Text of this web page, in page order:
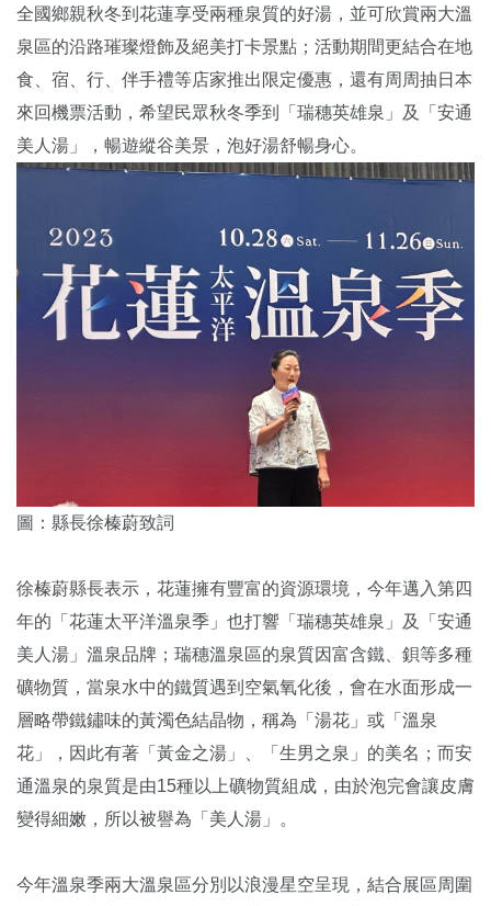
全國鄉親秋冬到花蓮享受兩種泉質的好湯，並可欣賞兩大溫
泉區的沿路璀璨燈飾及絕美打卡景點；活動期間更結合在地
食、宿、行、伴手禮等店家推出限定優惠，還有周周抽日本
來回機票活動，希望民眾秋冬季到「瑞穗英雄泉」及「安通
美人湯」，暢遊縱谷美景，泡好湯舒暢身心。
圖：縣長徐榛蔚致詞
徐榛蔚縣長表示，花蓮擁有豐富的資源環境，今年邁入第四
年的「花蓮太平洋溫泉季」也打響「瑞穗英雄泉」及「安通
美人湯」溫泉品牌；瑞穗溫泉區的泉質因富含鐵、鋇等多種
礦物質，當泉水中的鐵質遇到空氣氧化後，會在水面形成一
層略帶鐵鏽味的黃濁色結晶物，稱為「湯花」或「溫泉
花」，因此有著「黃金之湯」、「生男之泉」的美名；而安
通溫泉的泉質是由15種以上礦物質組成，由於泡完會讓皮膚
變得細嫩，所以被譽為「美人湯」。
今年溫泉季兩大溫泉區分別以浪漫星空呈現，結合展區周圍